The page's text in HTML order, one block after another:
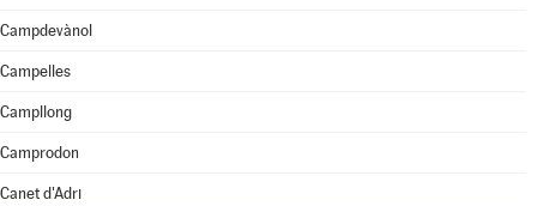
Campdevànol
Campelles
Campllong
Camprodon
Canet d'Adri